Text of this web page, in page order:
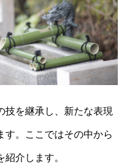
技を継承し、新たな表現
す。ここではその中から
介します。